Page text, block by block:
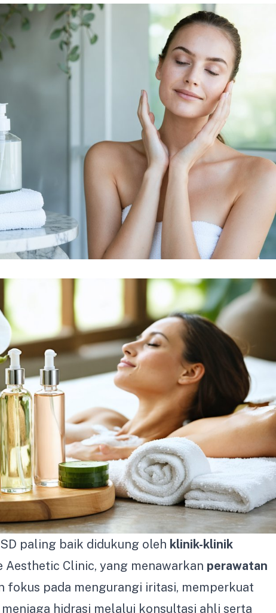
paling baik didukung oleh klinik-klinik
Clinic, yang menawarkan perawatan
fokus pada mengurangi iritasi, memperkuat
hidrasi melalui konsultasi ahli serta